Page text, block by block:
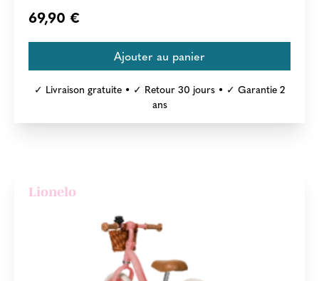
69,90 €
✓ Livraison gratuite • ✓ Retour 30 jours • ✓ Garantie 2
ans
Lionelo